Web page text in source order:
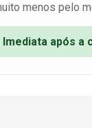
menos pelo
Imediata após